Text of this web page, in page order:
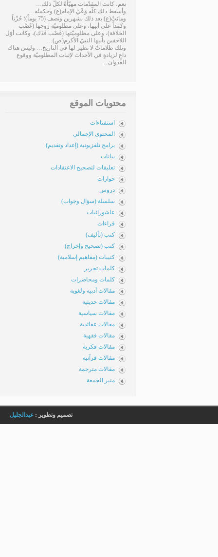
نعم، كانت المقدّمات مهيّأةً لكلّ ذلك…
وأسقط ذلك كلَّه وَعْيُ الإمام(ع) وحكمتُه…
وماتَتْ(ع) بعد ذلك بشهرين ونصف (75 يوماً)؛ حُزْناً
وكَمَداً على أبيها، وعلى مظلوميّة زوجها (غَصْب
الخلافة)، وعلى مظلوميّتها (غَصْب فَدَك)، وكانت أوّل
اللاحقين بأبيها النبيّ الأكرم(ص)…
وتلك ظلاماتٌ لا نظير لها في التاريخ… وليس هناك
داعٍ لزيادةٍ في الأحداث لإثبات المظلوميّة ووقوع
العدوان...
محتويات الموقع
استفتاءات
المحتوى الإجمالي
برامج تلفزيونية (إعداد وتقديم)
بيانات
تعليقات لتصحيح الاعتقادات
حوارات
دروس
سلسلة (سؤال وجواب)
عاشورائيات
قراءات
كتب (تأليف)
كتب (تصحيح وإخراج)
كتيبات (مفاهيم إسلامية)
كلمات تحرير
كلمات ومحاضرات
مقالات أدبية ولغوية
مقالات حديثية
مقالات سياسية
مقالات عقائدية
مقالات فقهية
مقالات فكرية
مقالات قرآنية
مقالات مترجمة
منبر الجمعة
تصميم وتطوير : عبدالجليل